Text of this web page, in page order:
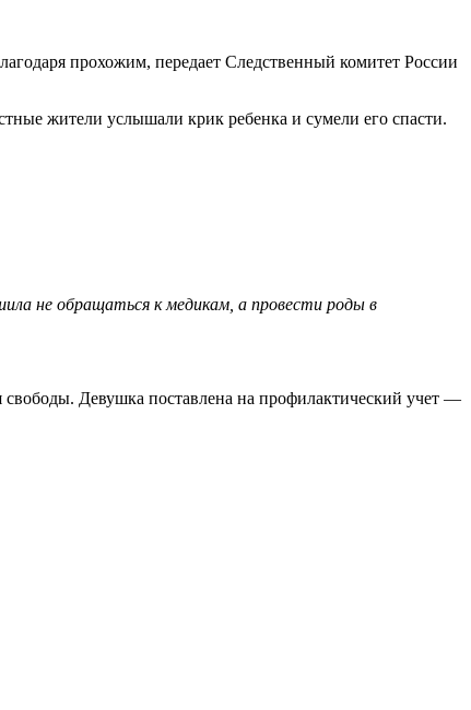
прохожим, передает Следственный комитет России
жители услышали крик ребенка и сумели его спасти.
не обращаться к медикам, а провести роды в
Девушка поставлена на профилактический учет —